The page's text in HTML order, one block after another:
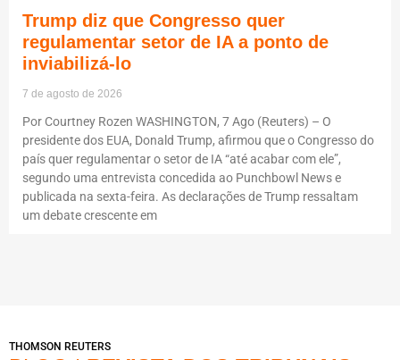
Trump diz que Congresso quer
regulamentar setor de IA a ponto de
inviabilizá-lo
7 de agosto de 2026
Por Courtney Rozen WASHINGTON, 7 Ago (Reuters) – O
presidente dos EUA, Donald Trump, afirmou que o Congresso do
país quer regulamentar o setor de IA “até acabar com ele”,
segundo uma entrevista concedida ao Punchbowl News e
publicada na sexta-feira. As declarações de Trump ressaltam
um debate crescente em
THOMSON REUTERS